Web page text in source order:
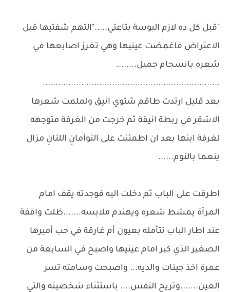
"قبل كل ده لازم البوسة بتاعتي....."التهم شفتيها قبل
الاعتراض فاغمضت عينيها وهي تغرز اصابعها في
شعره بانسجام جميل........
.....................................................................
بعد قليل ارتدت طاقم شتوي انيق ولملمت شعرها
الاشقر في ربطة انيقة ثم خرجت من الغرفة متوجهه
لغرفة ابنها بعد ان اطمئنت على التوأمانِ اللتانِ مزال
ينعما بالنوم......
اطرقت على الباب ثم دخلت اليه فوجدته يقف امام
المرآة يمشط شعره ويهندم ملابسه.......ظلت واقفة
عند اطار الباب تتأمله بعيون أم غارقة في حب أميرها
الصغير الذي كبر امام عينيها واصبح في السابعة من
عمرة اخذ جينات والديه... واصبحت وسامته تسر
العين.......وتريح النفس.... باستثناء شخصيته والتي